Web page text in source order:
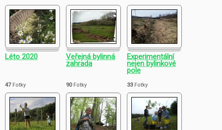
Léto 2020
47Fotky
Veřejná bylinná
zahrada
90Fotky
Experimentální
nejen bylinkové
pole
33Fotky